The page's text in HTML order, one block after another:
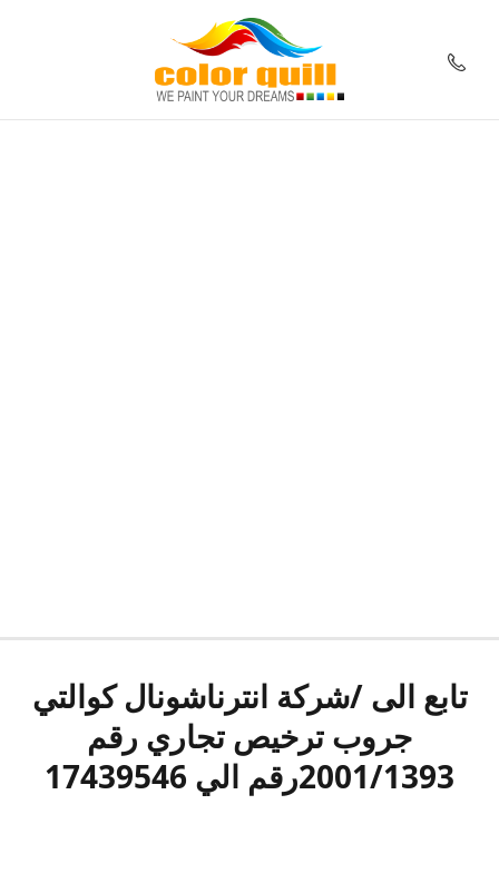
تابع الى /شركة انترناشونال كوالتي
جروب ترخيص تجاري رقم
2001/1393رقم الي 17439546